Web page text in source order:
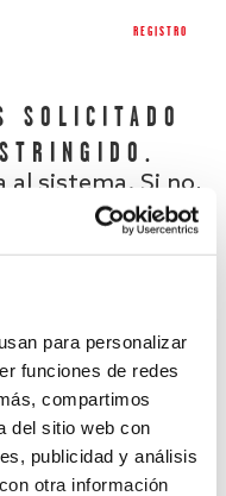
para personalizar
funciones de redes
compartimos
del sitio web con
publicidad y análisis
otra información
REGISTRO
SOLICITADO
al sistema. Si no,